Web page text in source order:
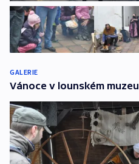
GALERIE
Vánoce v lounském muzeu